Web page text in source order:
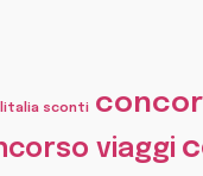
sconti
viaggi